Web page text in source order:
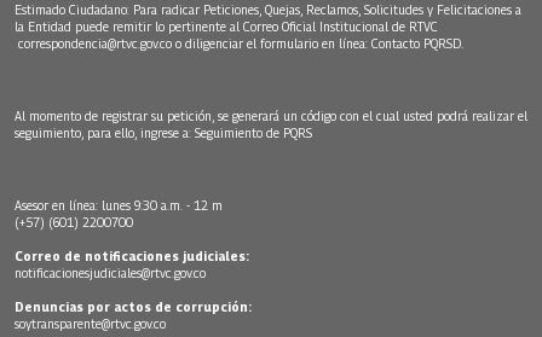
Estimado Ciudadano: Para radicar Peticiones, Quejas, Reclamos, Solicitudes y Felicitaciones a
la Entidad puede remitir lo pertinente al Correo Oficial Institucional de RTVC
correspondencia@rtvc.gov.co o diligenciar el formulario en línea: Contacto PQRSD.
Al momento de registrar su petición, se generará un código con el cual usted podrá realizar el
seguimiento, para ello, ingrese a: Seguimiento de PQRS
Asesor en línea: lunes 9:30 a.m. - 12 m
(+57) (601) 2200700
Correo de notificaciones judiciales:
notificacionesjudiciales@rtvc.gov.co
Denuncias por actos de corrupción:
soytransparente@rtvc.gov.co